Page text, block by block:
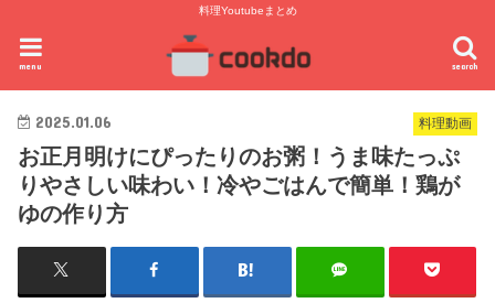
料理Youtubeまとめ
search
menu
料理動画
2025.01.06
お正月明けにぴったりのお粥！うま味たっぷ
りやさしい味わい！冷やごはんで簡単！鶏が
ゆの作り方